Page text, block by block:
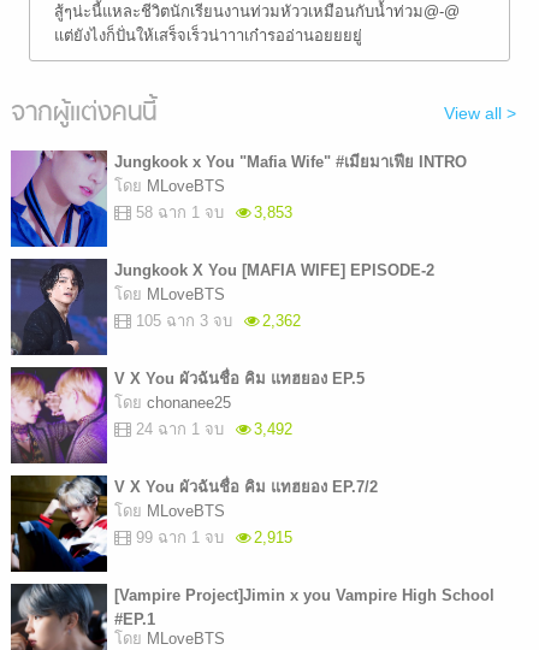
สู้ๆน่ะนี้แหละชีวิตนักเรียนงานท่วมหัววเหมือนกับน้ำท่วม@-@
แต่ยังไงก็ปั่นให้เสร็จเร็วน่าาาเก๋ารออ่านอยยยยู่
จากผู้แต่งคนนี้ View all >
Jungkook x You "Mafia Wife" #เมียมาเฟีย INTRO
โดย MLoveBTS
58 ฉาก 1 จบ
3,853
Jungkook X You [MAFIA WIFE] EPISODE-2
โดย MLoveBTS
105 ฉาก 3 จบ
2,362
V X You ผัวฉันชื่อ คิม แทฮยอง EP.5
โดย chonanee25
24 ฉาก 1 จบ
3,492
V X You ผัวฉันชื่อ คิม แทฮยอง EP.7/2
โดย MLoveBTS
99 ฉาก 1 จบ
2,915
[Vampire Project]Jimin x you Vampire High School
#EP.1
โดย MLoveBTS